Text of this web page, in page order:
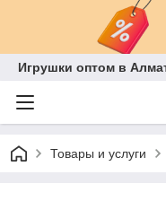
Игрушки оптом в
Товары и услуги